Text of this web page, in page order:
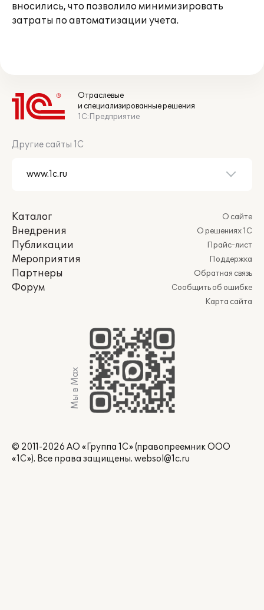
вносились, что позволило минимизировать
затраты по автоматизации учета.
Отраслевые
и специализированные решения
1С:Предприятие
Другие сайты 1С
Каталог
Внедрения
Публикации
Мероприятия
Партнеры
Форум
О сайте
О решениях 1С
Прайс-лист
Поддержка
Обратная связь
Сообщить об ошибке
Карта сайта
Мы в Max
© 2011-2026 АО «Группа 1С» (правопреемник ООО
«1С»). Все права защищены. websol@1c.ru